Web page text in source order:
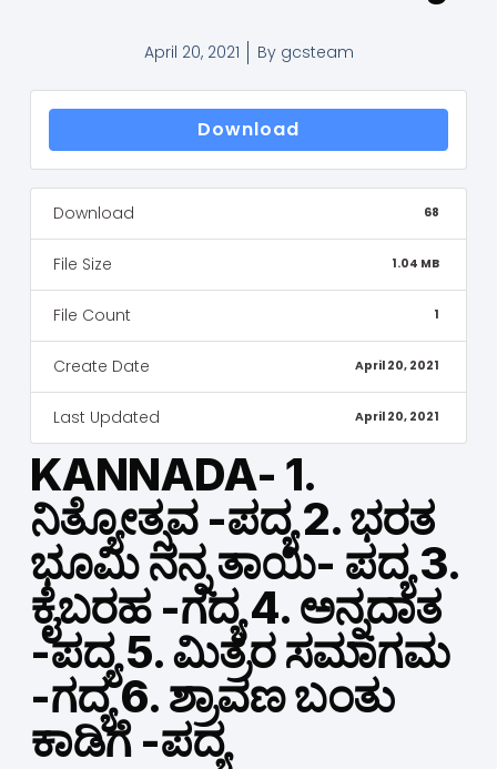
April 20, 2021 Bygcsteam
Download
Download 68
File Size 1.04 MB
File Count 1
Create Date April 20, 2021
Last Updated April 20, 2021
KANNADA- 1.
ನಿತ್ಯೋತ್ಸವ -ಪದ್ಯ 2. ಭರತ
ಭೂಮಿ ನನ್ನ ತಾಯಿ- ಪದ್ಯ 3.
ಕೈಬರಹ -ಗದ್ಯ 4. ಅನ್ನದಾತ
-ಪದ್ಯ 5. ಮಿತ್ರರ ಸಮಾಗಮ
-ಗದ್ಯ 6. ಶ್ರಾವಣ ಬಂತು
ಕಾಡಿಗೆ -ಪದ್ಯ